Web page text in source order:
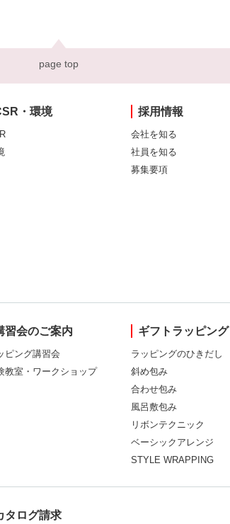
page top
・環境 採用情報
会社を知る
社員を知る
募集要項
習会のご案内
ピング講習会
教室・ワークショップ
ギフトラッピング
ラッピングのひきだし
斜め包み
合わせ包み
風呂敷包み
リボンテクニック
ベーシックアレンジ
STYLE WRAPPING
タログ請求